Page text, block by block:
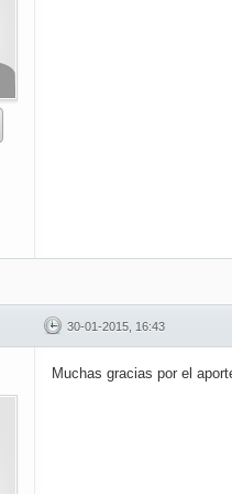
30-01-2015, 16:43
Muchas gracias por el